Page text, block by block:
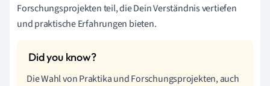
Forschungsprojekten teil, die Dein Verständnis vertiefen
und praktische Erfahrungen bieten.
Die Wahl von Praktika und Forschungsprojekten, auch